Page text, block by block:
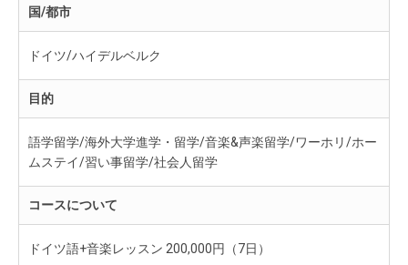
国/都市
ドイツ/ハイデルベルク
目的
語学留学/海外大学進学・留学/音楽&声楽留学/ワーホリ/ホー
ムステイ/習い事留学/社会人留学
コースについて
ドイツ語+音楽レッスン 200,000円（7日）